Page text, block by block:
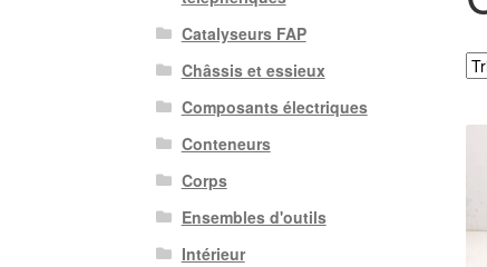
Catalyseurs FAP
Châssis et essieux
Composants électriques
Conteneurs
Corps
Ensembles d'outils
Intérieur